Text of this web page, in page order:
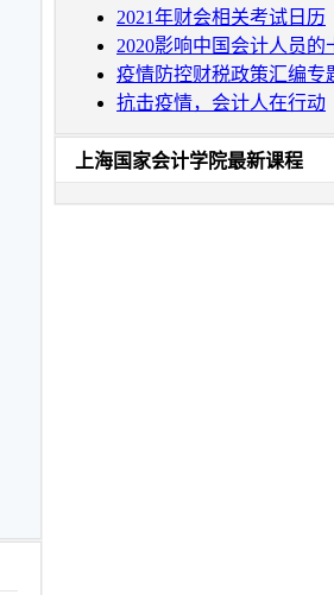
2021年财会相关考试日历
2020影响中国会计人员的
疫情防控财税政策汇编专
抗击疫情，会计人在行动
上海国家会计学院最新课程